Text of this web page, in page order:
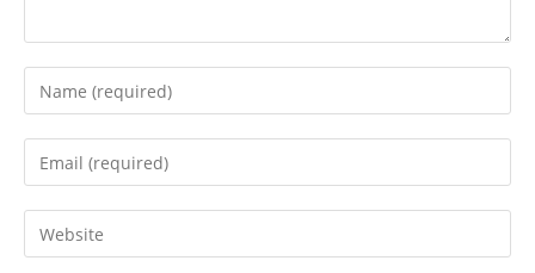
Enter
your
name
comment
Enter
your
email
address
Enter
your